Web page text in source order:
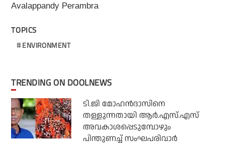
Avalappandy Perambra
TOPICS
ENVIRONMENT
TRENDING ON DOOLNEWS
ടി.ജി മോഹന്‍ദാസിനെ
തള്ളുന്നതായി ആര്‍.എസ്.എസ്
അവകാശപ്പെടുമ്പോഴും
പിന്തുണച്ച് സംഘപരിവാര്‍